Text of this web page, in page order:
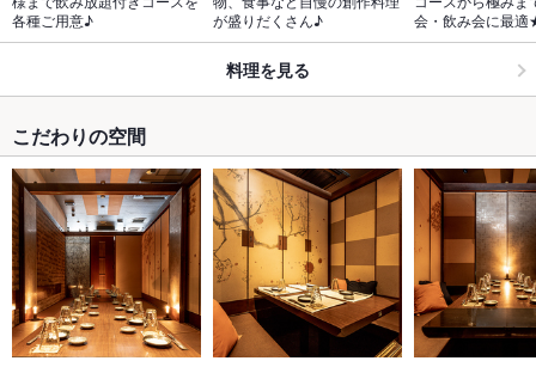
各種ご用意♪
が盛りだくさん♪
会・飲み会に最
料理を見る
こだわりの空間